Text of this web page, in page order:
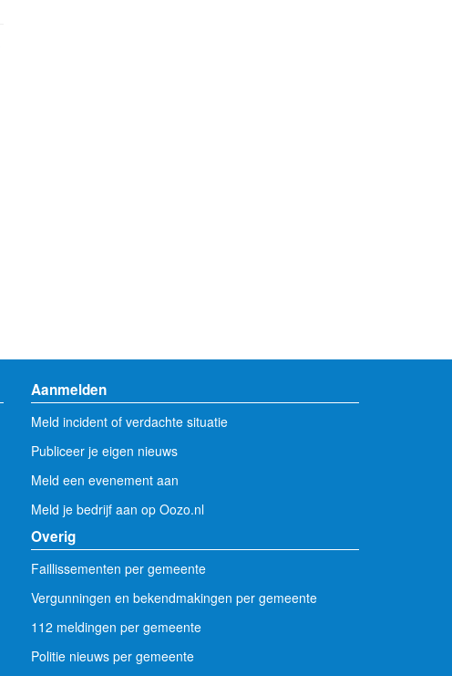
Aanmelden
Meld incident of verdachte situatie
Publiceer je eigen nieuws
Meld een evenement aan
Meld je bedrijf aan op Oozo.nl
Overig
Faillissementen per gemeente
Vergunningen en bekendmakingen per gemeente
112 meldingen per gemeente
Politie nieuws per gemeente